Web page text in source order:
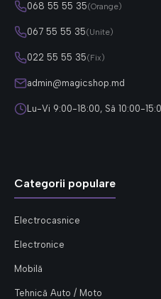
068 55 55 35(Orange)
067 55 55 35(Unite)
022 55 55 35(Fix)
admin@magicshop.md
Lu-Vi 9:00-18:00, Sâ 10:00-
Categorii populare
Electrocasnice
Electronice
Mobilă
Tehnică Auto / Moto